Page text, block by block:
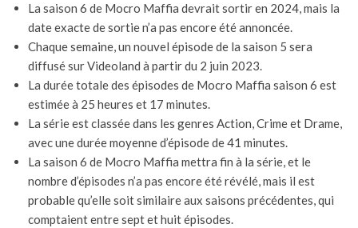
La saison 6 de Mocro Maffia devrait sortir en 2024, mais la
date exacte de sortie n’a pas encore été annoncée.
Chaque semaine, un nouvel épisode de la saison 5 sera
diffusé sur Videoland à partir du 2 juin 2023.
La durée totale des épisodes de Mocro Maffia saison 6 est
estimée à 25 heures et 17 minutes.
La série est classée dans les genres Action, Crime et Drame,
avec une durée moyenne d’épisode de 41 minutes.
La saison 6 de Mocro Maffia mettra fin à la série, et le
nombre d’épisodes n’a pas encore été révélé, mais il est
probable qu’elle soit similaire aux saisons précédentes, qui
comptaient entre sept et huit épisodes.